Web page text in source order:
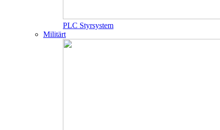
PLC Styrsystem
Militärt